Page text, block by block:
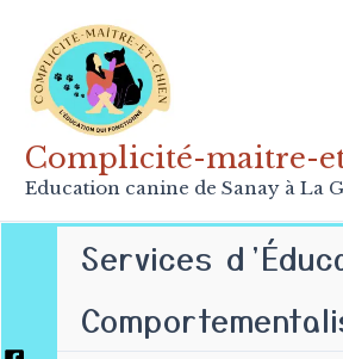
contenu
Complicité-maitre-
Education canine de Sanay à La
Services